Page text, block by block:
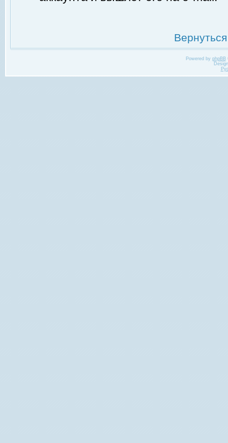
Powered by phpBB